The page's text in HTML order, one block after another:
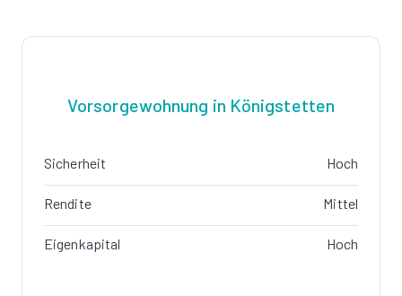
Vorsorgewohnung in Königstetten
Sicherheit Hoch
Rendite Mittel
Eigenkapital Hoch